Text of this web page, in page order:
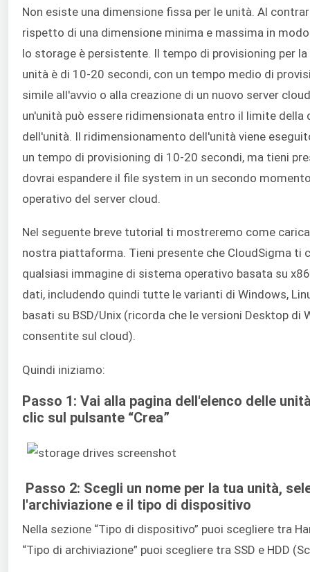
Non esiste una dimensione fissa per le unità. Al
rispetto di una dimensione minima e massima in
lo storage è persistente. Il tempo di provisioning per la
unità è di 10-20 secondi, con un tempo medio di
simile all'avvio o alla creazione di un nuovo server
un'unità può essere ridimensionata entro il limite della
dell'unità. Il ridimensionamento dell'unità viene
un tempo di provisioning di 10-20 secondi, ma tieni
dovrai espandere il file system in un secondo
operativo del server cloud.
Nel seguente breve tutorial ti mostreremo come
nostra piattaforma. Tieni presente che CloudSigma ti
qualsiasi immagine di sistema operativo basata su
dati, includendo quindi tutte le varianti di Windows,
basati su BSD/Unix (ricorda che le versioni Desktop di
consentite sul cloud).
Quindi iniziamo:
Passo 1: Vai alla pagina dell'elenco delle
clic sul pulsante “Crea”
Passo 2: Scegli un nome per la tua unità,
l'archiviazione e il tipo di dispositivo
Nella sezione “Tipo di dispositivo” puoi scegliere tra
“Tipo di archiviazione” puoi scegliere tra SSD e HDD